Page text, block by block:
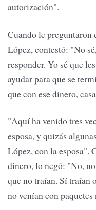
autorización".
Cuando le preguntaron
López, contestó: "No
responder. Yo sé que
ayudar para que se
que con ese dinero,
"Aquí ha venido tres
esposa, y quizás
López, con la esposa".
dinero, lo negó: "No,
que no traían. Sí traían
no venían con paquetes